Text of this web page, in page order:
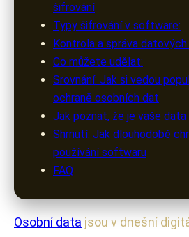
šifrování
Typy šifrování v software:
Kontrola a správa
Co můžete udělat:
Srovnání: Jak si vedou
ochraně osobních dat
Jak poznat, že je vaše data
Shrnutí: Jak dlouhodobě
používání softwaru
FAQ
Osobní data jsou v dnešní